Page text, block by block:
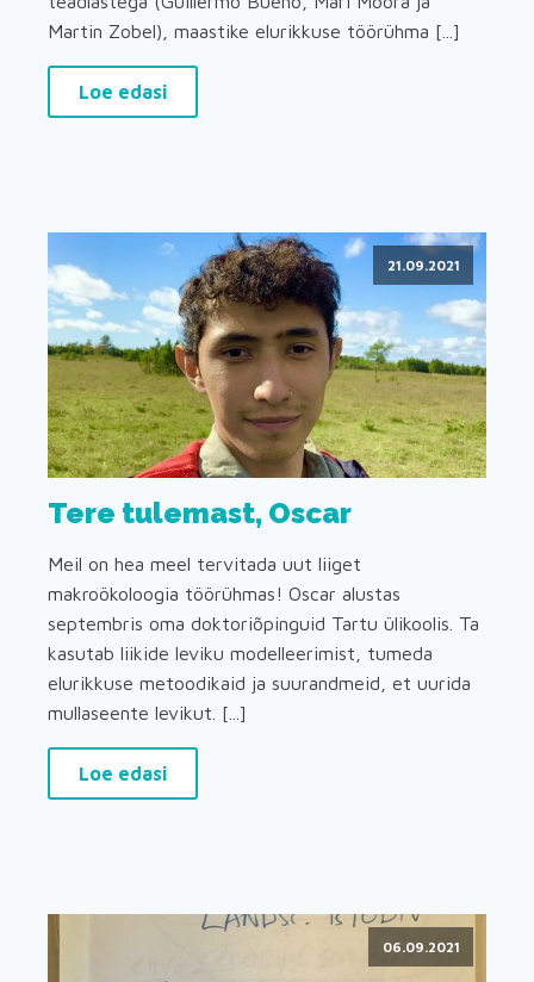
Martin Zobel), maastike elurikkuse töörühma [...]
Loe edasi
21.09.2021
Tere tulemast, Oscar
Meil on hea meel tervitada uut liiget
makroökoloogia töörühmas! Oscar alustas
septembris oma doktoriõpinguid Tartu ülikoolis. Ta
kasutab liikide leviku modelleerimist, tumeda
elurikkuse metoodikaid ja suurandmeid, et uurida
mullaseente levikut. [...]
Loe edasi
06.09.2021